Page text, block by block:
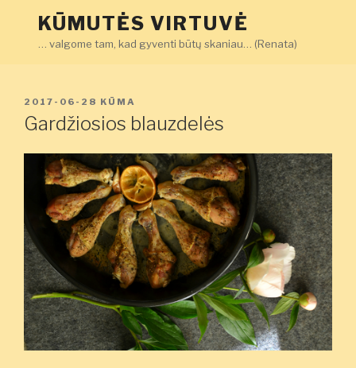
KŪMUTĖS VIRTUVĖ
… valgome tam, kad gyventi būtų skaniau… (Renata)
PASKELBTA
2017-06-28 KŪMA
Gardžiosios blauzdelės